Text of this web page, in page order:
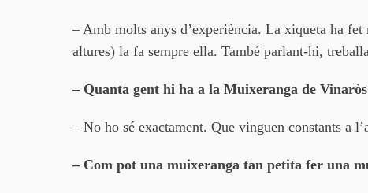
– Amb molts anys d’experiència. La xiqueta ha
altures) la fa sempre ella. També parlant-hi,
– Quanta gent hi ha a la Muixeranga de
– No ho sé exactament. Que vinguen constants a
– Com pot una muixeranga tan petita fer una